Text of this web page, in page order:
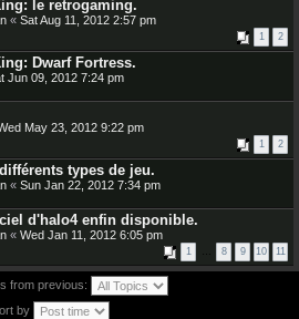
le retrogaming.
« Sat Aug 11, 2012 2:57 pm
1 2
Dwarf Fortress.
Jun 09, 2012 7:24 pm
May 23, 2012 9:22 pm
1 2
types de jeu.
« Sun Jan 22, 2012 7:34 pm
d'halo4 enfin disponible.
« Wed Jan 11, 2012 6:05 pm
1 … 8 9 10 11
from previous:
by